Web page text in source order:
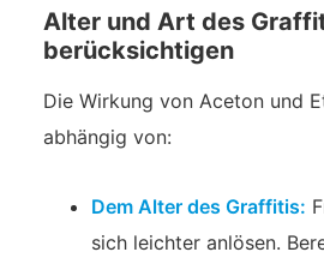
Alter und Art des
berücksichtigen
Die Wirkung von Aceton und
abhängig von:
Dem Alter des Graffitis:
sich leichter anlösen.